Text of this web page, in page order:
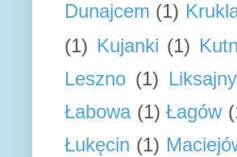
Dunajcem (1)
(1)
Kujanki (1)
Leszno (1) Liksajny
Łabowa (1) Łagów
Łukęcin (1)